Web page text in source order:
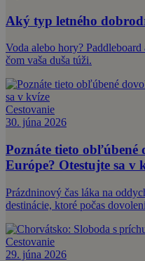
Aký typ letného
Voda alebo hory?
čom vaša duša túži.
Cestovanie
30. júna 2026
Poznáte tieto obľúbené
Európe? Otestujte sa v
Prázdninový čas láka na
destinácie, ktoré počas
Cestovanie
29. júna 2026